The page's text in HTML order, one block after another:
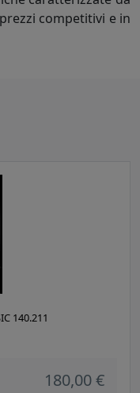
competitivi e in
140.211
180,00 €